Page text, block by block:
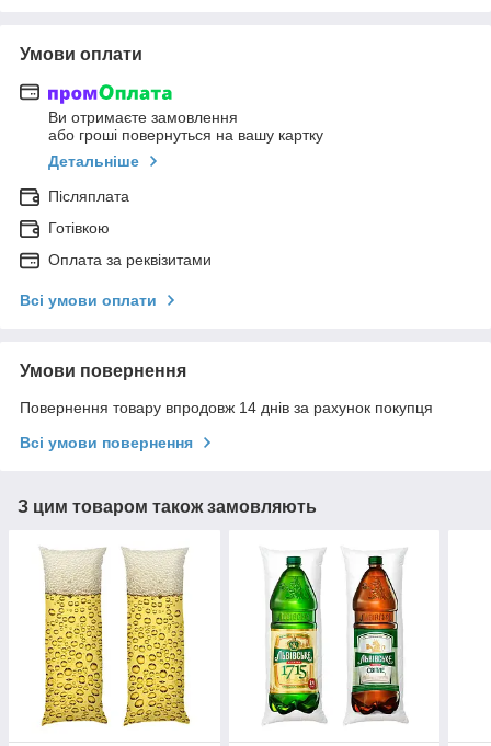
Умови оплати
Ви отримаєте замовлення
або гроші повернуться на вашу картку
Детальніше
Післяплата
Готівкою
Оплата за реквізитами
Всі умови оплати
Умови повернення
Повернення товару впродовж 14 днів за рахунок покупця
Всі умови повернення
З цим товаром також замовляють